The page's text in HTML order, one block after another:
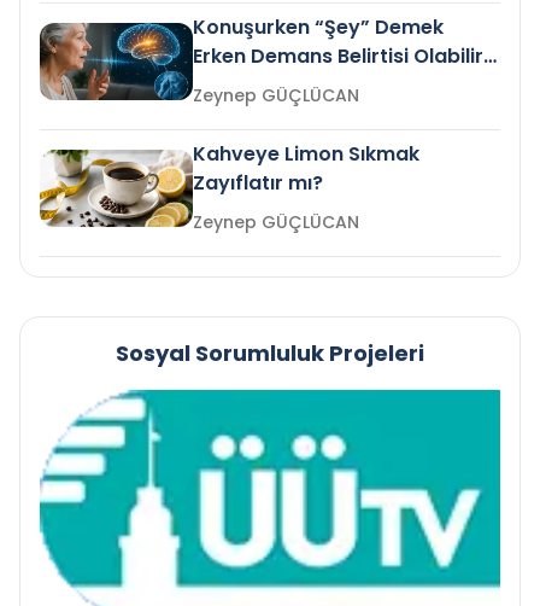
Konuşurken “Şey” Demek
Erken Demans Belirtisi Olabilir
mi?
Zeynep GÜÇLÜCAN
Kahveye Limon Sıkmak
Zayıflatır mı?
Zeynep GÜÇLÜCAN
Sosyal Sorumluluk Projeleri